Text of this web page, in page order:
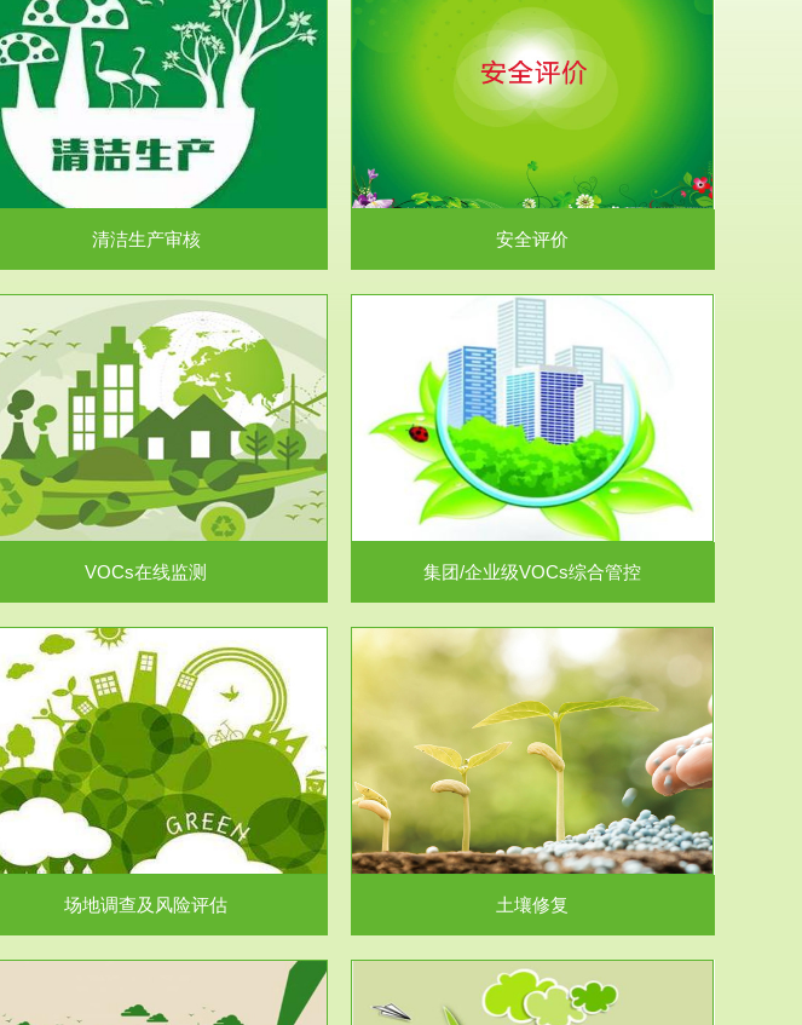
清洁生产审核
服务范围
安全评价
安全评价安全评价目的是查找、分析和预测工
程、系统、生产经营活...
安全评价
VOCs在线监测
服务范围
集团/企业级VOCs综合管控
进行VOCs管控，首先就要找到排放的源头，并
监测估算出排放量。企业...
集团/企业级VOCs综合管控
场地调查及风险评估
服务范围
土壤修复
土壤修复